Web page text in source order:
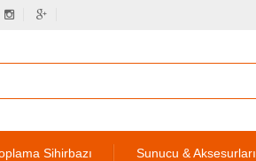
Sihirbazı Sunucu & Aksesurları